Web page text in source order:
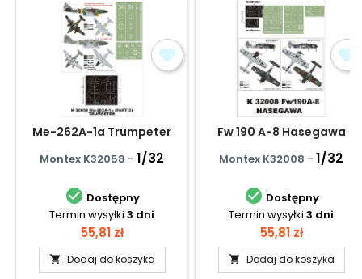
Me-262A-1a Trumpeter
Montex K32058 - 1/32
 Dostępny
Termin wysyłki 3 dni
Cena
55,81 zł
 Dodaj do koszyka
Fw 190 A-8 Hasegawa
Montex K32008 - 1/32
 Dostępny
Termin wysyłki 3 dni
Cena
55,81 zł
 Dodaj do koszyka